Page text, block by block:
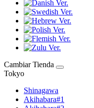
Cambiar Tienda
Tokyo
Shinagawa
Akihabara#1